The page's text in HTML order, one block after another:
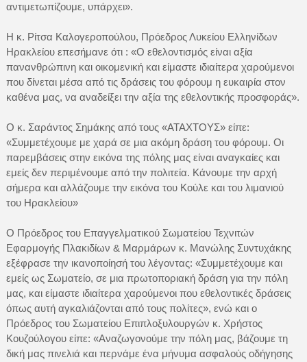
αντιμετωπίζουμε, υπάρχει».
Η κ. Ρίτσα Καλογεροπούλου, Πρόεδρος Λυκείου Ελληνίδων
Ηρακλείου επεσήμανε ότι : «Ο εθελοντισμός είναι αξία
πανανθρώπινη και οικομενική και είμαστε ιδιαίτερα χαρούμενοι
που δίνεται μέσα από τις δράσεις του φόρουμ η ευκαιρία στον
καθένα μας, να αναδείξει την αξία της εθελοντικής προσφοράς».
Ο κ. Σαράντος Σημάκης από τους «ΑΤΑΧΤΟΥΣ» είπε:
«Συμμετέχουμε με χαρά σε μια ακόμη δράση του φόρουμ. Οι
παρεμβάσεις στην εικόνα της πόλης μας είναι αναγκαίες και
εμείς δεν περιμένουμε από την πολιτεία. Κάνουμε την αρχή
σήμερα και αλλάζουμε την εικόνα του Κούλε και του λιμανιού
του Ηρακλείου»
Ο Πρόεδρος του Επαγγελματικού Σωματείου Τεχνιτών
Εφαρμογής Πλακιδίων & Μαρμάρων κ. Μανώλης Συντυχάκης
εξέφρασε την ικανοποίησή του λέγοντας: «Συμμετέχουμε και
εμείς ως Σωματείο, σε μια πρωτοποριακή δράση για την πόλη
μας, και είμαστε ιδιαίτερα χαρούμενοι που εθελοντικές δράσεις
όπως αυτή αγκαλιάζονται από τους πολίτες», ενώ και ο
Πρόεδρος του Σωματείου Επιπλοξυλουργών κ. Χρήστος
Κουζούλογου είπε: «Αναζωγονούμε την πόλη μας, βάζουμε τη
δική μας πινελιά και περνάμε ένα μήνυμα ασφαλούς οδήγησης